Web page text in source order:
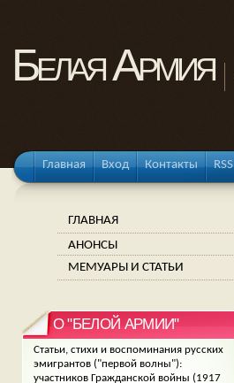
Белая Армия
Главная Вход Контакты RSS
ГЛАВНАЯ
АНОНСЫ
МЕМУАРЫ И СТАТЬИ
О "БЕЛОЙ АРМИИ"
Статьи, стихи и воспоминания русских
эмигрантов ("первой волны"):
участников Гражданской войны (1917